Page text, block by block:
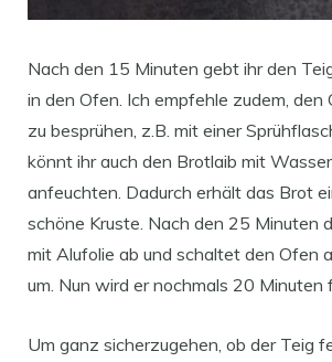
Nach den 15 Minuten gebt ihr den
in den Ofen. Ich empfehle zudem,
zu besprühen, z.B. mit einer
könnt ihr auch den Brotlaib mit
anfeuchten. Dadurch erhält das Brot
schöne Kruste. Nach den 25 Minuten
mit Alufolie ab und schaltet den Ofen
um. Nun wird er nochmals 20 Minuten
Um ganz sicherzugehen, ob der Teig